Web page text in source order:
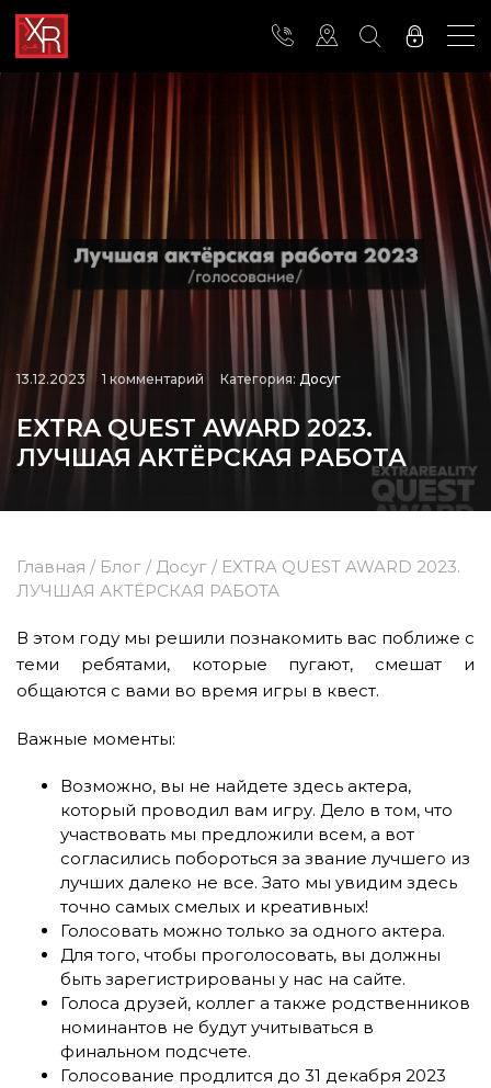
13.12.2023 1 комментарий Категория: Досуг
EXTRA QUEST AWARD 2023.
ЛУЧШАЯ АКТЁРСКАЯ РАБОТА
Главная / Блог / Досуг / EXTRA QUEST AWARD 2023.
ЛУЧШАЯ АКТЁРСКАЯ РАБОТА
В этом году мы решили познакомить вас поближе с
теми ребятами, которые пугают, смешат и
общаются с вами во время игры в квест.
Важные моменты:
Возможно, вы не найдете здесь актера,
который проводил вам игру. Дело в том, что
участвовать мы предложили всем, а вот
согласились побороться за звание лучшего из
лучших далеко не все. Зато мы увидим здесь
точно самых смелых и креативных!
Голосовать можно только за одного актера.
Для того, чтобы проголосовать, вы должны
быть зарегистрированы у нас на сайте.
Голоса друзей, коллег а также родственников
номинантов не будут учитываться в
финальном подсчете.
Голосование продлится до 31 декабря 2023